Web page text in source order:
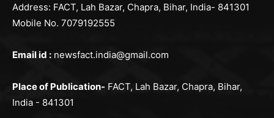
Address: FACT, Lah Bazar, Chapra, Bihar, India- 841301
Mobile No. 7079192555
Email id : newsfact.india@gmail.com
Place of Publication- FACT, Lah Bazar, Chapra, Bihar,
India - 841301